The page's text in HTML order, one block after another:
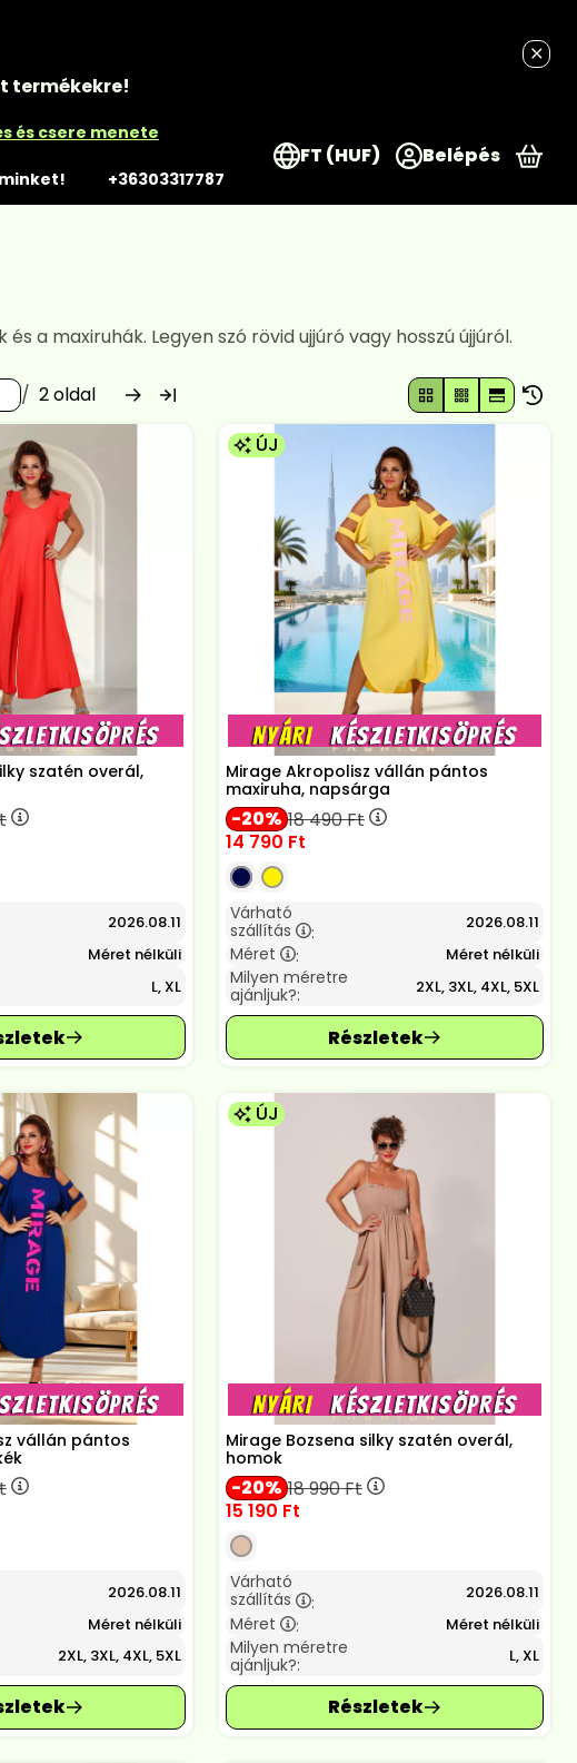
termékekre!
és csere menete
+36303317787
FT (HUF) Belépés A
a maxiruhák. Legyen szó rövid ujjúró vagy hosszú újjúról.
2
szatén overál,
2026.08.11
Méret nélküli
L, XL
ÚJ
Mirage Akropolisz vállán pántos
maxiruha, napsárga
20 18 490Ft
14 790 Ft
Várható
szállítás
: 2026.08.11
Méret : Méret nélküli
Milyen méretre
ajánljuk?:
2XL, 3XL, 4XL, 5XL
vállán pántos
2026.08.11
Méret nélküli
2XL, 3XL, 4XL, 5XL
ÚJ
Mirage Bozsena silky szatén overál,
homok
20 18 990Ft
15 190 Ft
Várható
szállítás
: 2026.08.11
Méret : Méret nélküli
Milyen méretre
ajánljuk?:
L, XL